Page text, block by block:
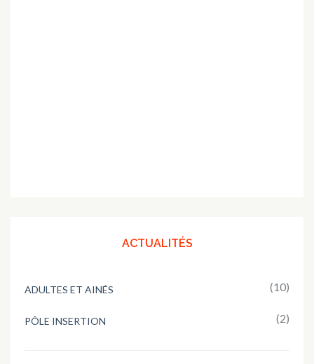
ACTUALITÉS
ADULTES ET AINÉS (10)
PÔLE INSERTION (2)